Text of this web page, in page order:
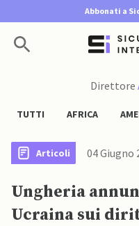
Abbonati a
Direttore
TUTTI AFRICA
Articoli 04 Giugno
Ungheria
Ucraina sui